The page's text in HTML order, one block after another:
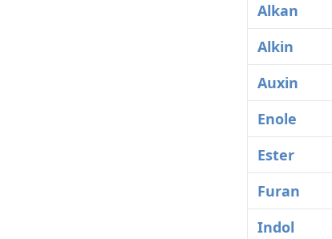
Alkan
Alkin
Auxin
Enole
Ester
Furan
Indol